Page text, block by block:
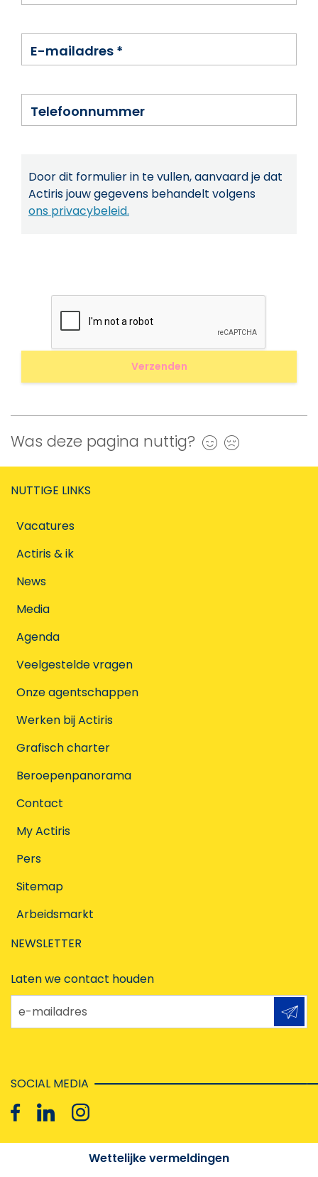
E-mailadres *
Telefoonnummer
Door dit formulier in te vullen, aanvaard je dat
Actiris jouw gegevens behandelt volgens
ons privacybeleid.
Was deze pagina nuttig? Ja
NUTTIGE LINKS
Vacatures
Actiris & ik
News
Media
Agenda
Veelgestelde vragen
Onze agentschappen
Werken bij Actiris
Grafisch charter
Beroepenpanorama
Contact
My Actiris
Pers
Sitemap
Arbeidsmarkt
NEWSLETTER
Laten we contact houden
e-mailadres
SOCIAL MEDIA
Wettelijke vermeldingen